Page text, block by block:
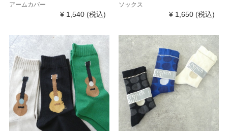
アームカバー
¥ 1,540 (税込)
ソックス
¥ 1,650 (税込)